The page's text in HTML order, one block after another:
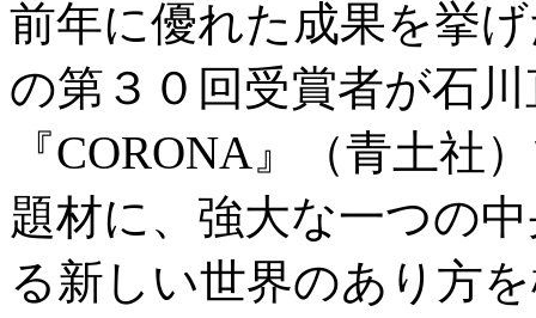
前年に優れた成果を挙
の第３０回受賞者が石
『CORONA』（青土社
題材に、強大な一つの
る新しい世界のあり方